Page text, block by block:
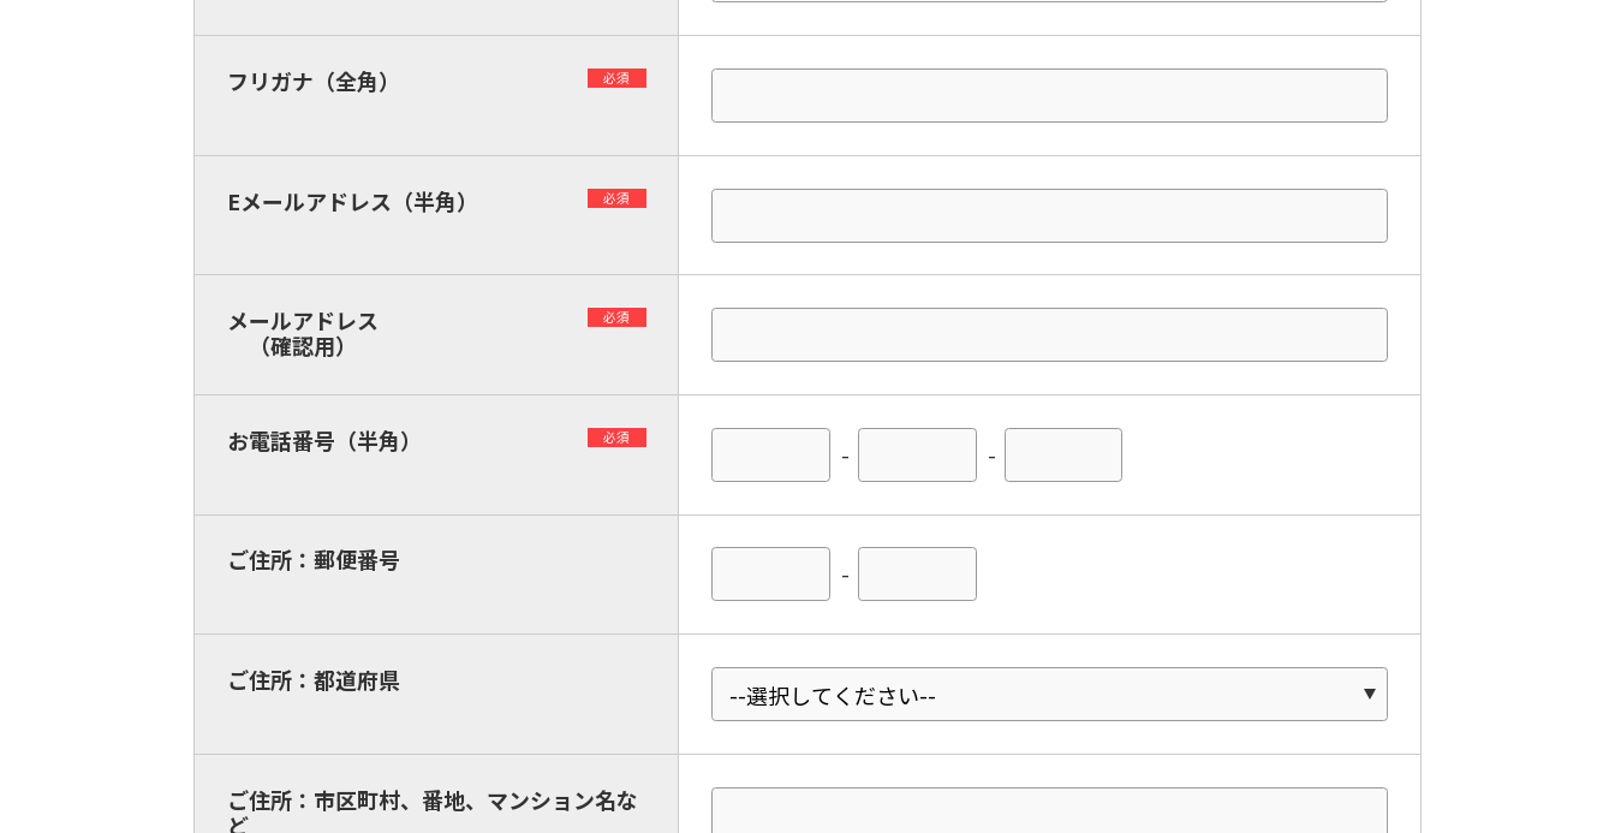
フリガナ（全角） 必須
Eメールアドレス（半角） 必須
メールアドレス
（確認用）
必須
お電話番号（半角） 必須
- -
ご住所：郵便番号 -
ご住所：都道府県
ご住所：市区町村、番地、マンション名な
ど